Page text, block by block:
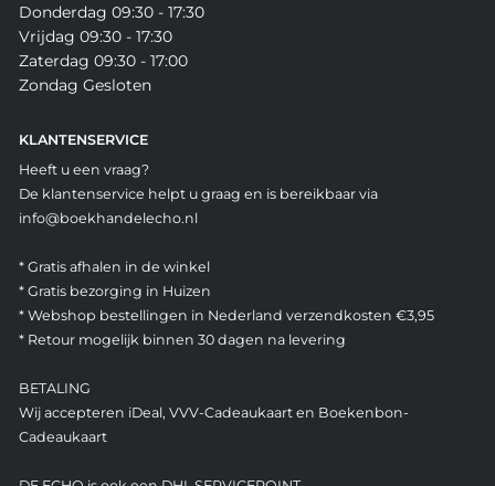
Donderdag 09:30 - 17:30
Vrijdag 09:30 - 17:30
Zaterdag 09:30 - 17:00
Zondag Gesloten
KLANTENSERVICE
Heeft u een vraag?
De klantenservice helpt u graag en is bereikbaar via
info@boekhandelecho.nl
* Gratis afhalen in de winkel
* Gratis bezorging in Huizen
* Webshop bestellingen in Nederland verzendkosten €3,95
* Retour mogelijk binnen 30 dagen na levering
BETALING
Wij accepteren iDeal, VVV-Cadeaukaart en Boekenbon-
Cadeaukaart